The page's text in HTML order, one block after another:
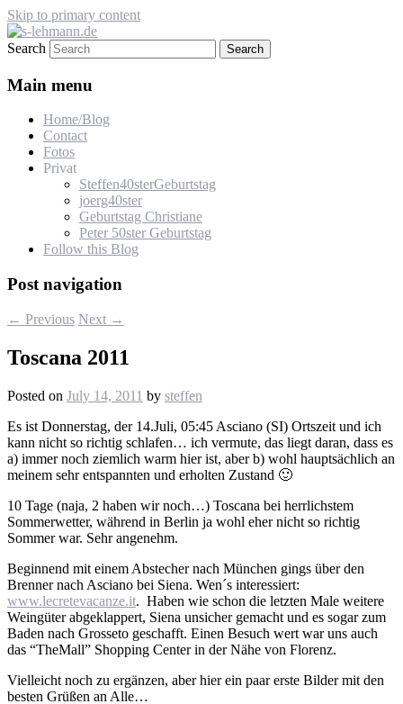
Skip to primary content
s-lehmann.de
Search
Main menu
Home/Blog
Contact
Fotos
Privat
Steffen40sterGeburtstag
joerg40ster
Geburtstag Christiane
Peter 50ster Geburtstag
Follow this Blog
Post navigation
← Previous Next →
Toscana 2011
Posted on July 14, 2011 by steffen
Es ist Donnerstag, der 14.Juli, 05:45 Asciano (SI) Ortszeit und ich
kann nicht so richtig schlafen… ich vermute, das liegt daran, dass es
a) immer noch ziemlich warm hier ist, aber b) wohl hauptsächlich an
meinem sehr entspannten und erholten Zustand 🙂
10 Tage (naja, 2 haben wir noch…) Toscana bei herrlichstem
Sommerwetter, während in Berlin ja wohl eher nicht so richtig
Sommer war. Sehr angenehm.
Beginnend mit einem Abstecher nach München gings über den
Brenner nach Asciano bei Siena. Wen´s interessiert:
www.lecretevacanze.it. Haben wie schon die letzten Male weitere
Weingüter abgeklappert, Siena unsicher gemacht und es sogar zum
Baden nach Grosseto geschafft. Einen Besuch wert war uns auch
das “TheMall” Shopping Center in der Nähe von Florenz.
Vielleicht noch zu ergänzen, aber hier ein paar erste Bilder mit den
besten Grüßen an Alle…